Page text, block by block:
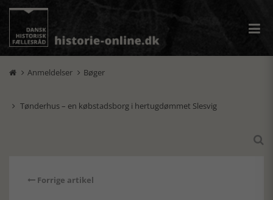
 Anmeldelser  Bøger
 Tønderhus – en købstadsborg i hertugdømmet Slesvig

Forrige artikel